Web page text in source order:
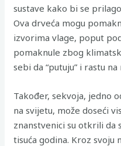
sustave kako bi se
Ova drveća mogu
izvorima vlage, poput
pomaknule zbog
sebi da “putuju” i rastu
Također, sekvoja, jedno
na svijetu, može doseći
znanstvenici su otkrili da
tisuća godina. Kroz svoju